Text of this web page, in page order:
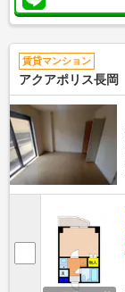
賃貸マンション
アクアポリス長岡